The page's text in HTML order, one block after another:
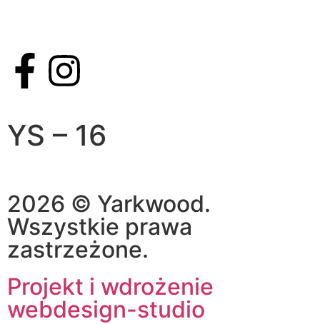
YS – 16
2026 © Yarkwood.
Wszystkie prawa
zastrzeżone.
Projekt i wdrożenie
webdesign-studio